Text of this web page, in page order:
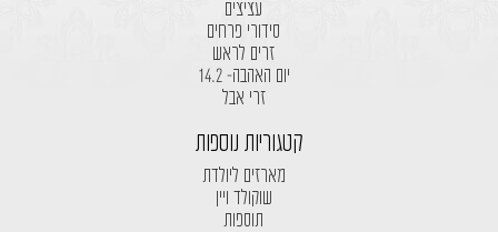
עציצים
סידורי פרחים
זרים לראש
יום האהבה- 14.2
זרי אבל
קטגוריות נוספות
מארזים ליולדת
שוקולד ויין
תוספות